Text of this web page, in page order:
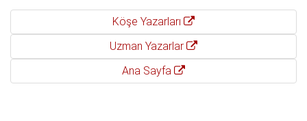
Köşe Yazarları
Uzman Yazarlar
Ana Sayfa